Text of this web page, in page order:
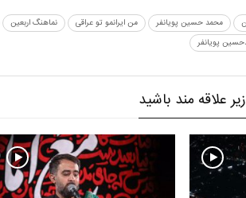
محمد حسین پویانفر من ایرانمو تو عراقی نماهنگ اربعین
پویانفر
علاقه مند باشید